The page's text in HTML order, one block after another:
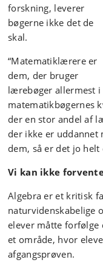
forskning, leverer
bøgerne ikke det de
skal.
“Matematiklærere er
dem, der bruger
lærebøger allermest i
matematikbøgernes
der en stor andel af
der ikke er
dem, så er det jo
Vi kan ikke
Algebra er et kritisk
naturvidenskabelige
elever måtte forfølge
et område, hvor
afgangsprøven.